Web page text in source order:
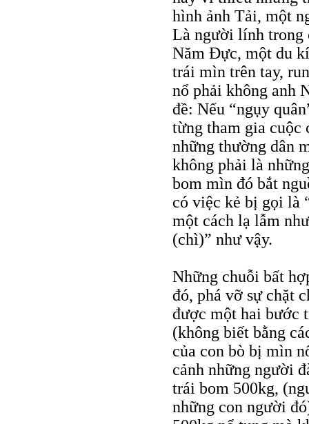
hình ảnh Tải, một
Là người lính trong
Năm Đực, một du
trái mìn trên tay,
nổ phải không anh
đề: Nếu “ngụy
từng tham gia
những thường dân
không phải là
bom mìn đó bắt
có việc kẻ bị gọi là
một cách lạ lẫm
(chì)” như vậy.
Những chuỗi bất
đó, phá vỡ sự chặt
được một hai bước
(không biết bằng
của con bò bị mìn
cảnh những người
trái bom 500kg,
những con người